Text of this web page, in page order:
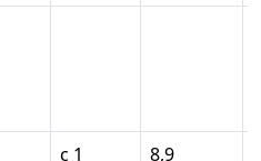
с 1
8,9